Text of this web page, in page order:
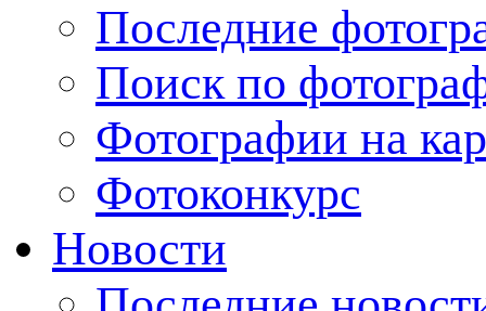
Последние
Поиск по
Фотографии на
Фотоконкурс
Новости